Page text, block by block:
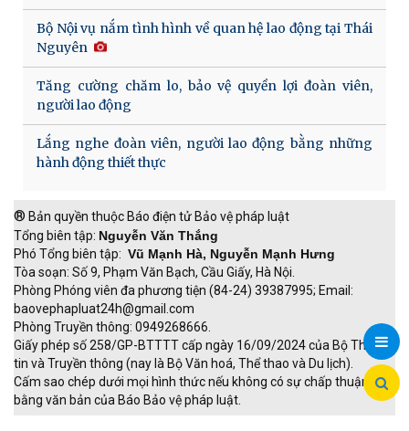
Bộ Nội vụ nắm tình hình về quan hệ lao động tại Thái
Nguyên
Tăng cường chăm lo, bảo vệ quyền lợi đoàn viên,
người lao động
Lắng nghe đoàn viên, người lao động bằng những
hành động thiết thực
® Bản quyền thuộc Báo điện tử Bảo vệ pháp luật
Tổng biên tập: Nguyễn Văn Thắng
Phó Tổng biên tập: Vũ Mạnh Hà, Nguyễn Mạnh Hưng
Tòa soạn: Số 9, Phạm Văn Bạch, Cầu Giấy, Hà Nội.
Phòng Phóng viên đa phương tiện (84-24) 39387995; Email:
baovephapluat24h@gmail.com
Phòng Truyền thông: 0949268666.
Giấy phép số 258/GP-BTTTT cấp ngày 16/09/2024 của Bộ Thông
tin và Truyền thông (nay là Bộ Văn hoá, Thể thao và Du lịch).
Cấm sao chép dưới mọi hình thức nếu không có sự chấp thuận
bằng văn bản của Báo Bảo vệ pháp luật.